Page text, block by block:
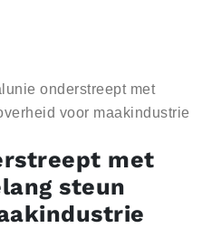
onderstreept met
voor maakindustrie
met
steun